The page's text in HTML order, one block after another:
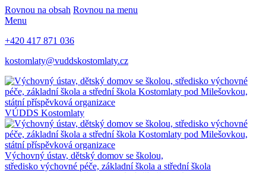
Rovnou na obsah Rovnou na menu
Menu
+420 417 871 036
kostomlaty@vuddskostomlaty.cz
VÚDDS Kostomlaty
Výchovný ústav, dětský domov se školou,
středisko výchovné péče, základní škola a střední škola